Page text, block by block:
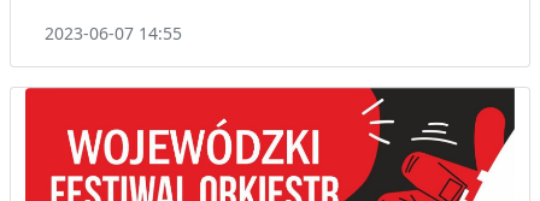
2023-06-07 14:55